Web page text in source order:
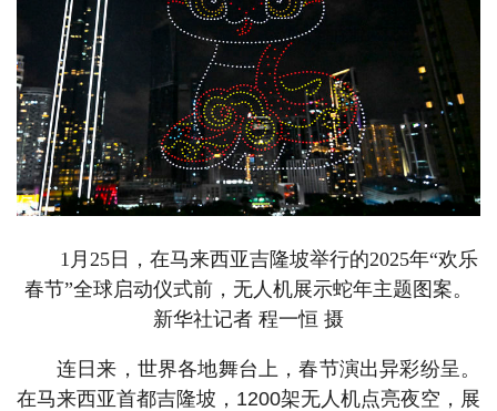
1月25日，在马来西亚吉隆坡举行的2025年“欢乐
春节”全球启动仪式前，无人机展示蛇年主题图案。
新华社记者 程一恒 摄
连日来，世界各地舞台上，春节演出异彩纷呈。
在马来西亚首都吉隆坡，1200架无人机点亮夜空，展